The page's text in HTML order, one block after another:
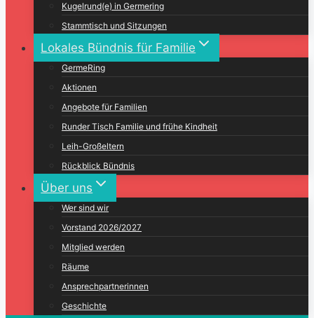
Kugelrund(e) in Germering
Stammtisch und Sitzungen
Lokales Bündnis für Familie
GermeRing
Aktionen
Angebote für Familien
Runder Tisch Familie und frühe Kindheit
Leih-Großeltern
Rückblick Bündnis
Über uns
Wer sind wir
Vorstand 2026/2027
Mitglied werden
Räume
Ansprechpartnerinnen
Geschichte